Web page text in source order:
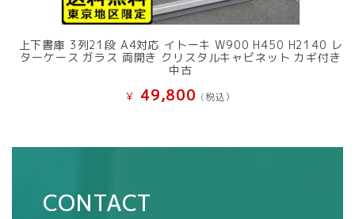
上下書庫 3列21段 A4対応 イトーキ W900 H450 H2140 レ
ターケース ガラス 両開き クリスタルキャビネット カギ付き
中古
¥ 49,800 (税込）
CONTACT